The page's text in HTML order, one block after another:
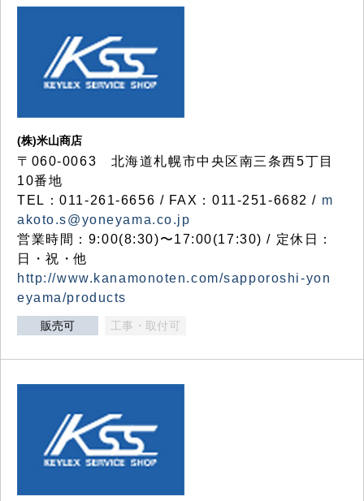
(株)米山商店
〒060-0063 北海道札幌市中央区南三条西5丁目
10番地
TEL：011-261-6656 / FAX：011-251-6682 / m
akoto.s@yoneyama.co.jp
営業時間：9:00(8:30)〜17:00(17:30) / 定休日：
日・祝・他
http://www.kanamonoten.com/sapporoshi-yon
eyama/products
販売可 工事・取付可